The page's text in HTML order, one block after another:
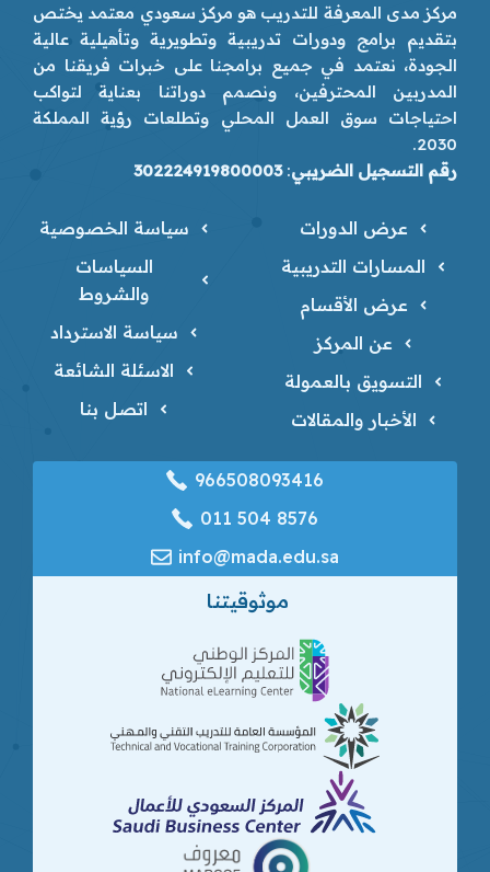
مركز مدى المعرفة للتدريب هو مركز سعودي معتمد يختص
بتقديم برامج ودورات تدريبية وتطويرية وتأهيلية عالية
الجودة، نعتمد في جميع برامجنا على خبرات فريقنا من
المدربين المحترفين، ونصمم دوراتنا بعناية لتواكب
احتياجات سوق العمل المحلي وتطلعات رؤية المملكة
2030.
رقم التسجيل الضريبي:
302224919800003
عرض الدورات
المسارات التدريبية
عرض الأقسام
عن المركز
التسويق بالعمولة
الأخبار والمقالات
سياسة الخصوصية
السياسات
والشروط
سياسة الاسترداد
الاسئلة الشائعة
اتصل بنا
966508093416
‎011 504 8576
info@mada.edu.sa
موثوقيتنا